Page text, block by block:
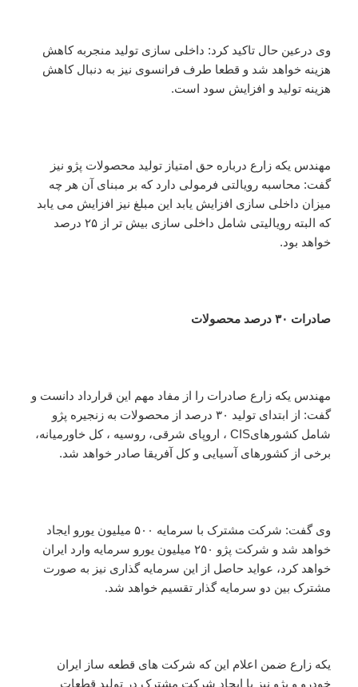
وی درعین حال تاکید کرد: داخلی سازی تولید منجربه کاهش
هزینه خواهد شد و قطعا طرف فرانسوی نیز به دنبال کاهش
هزینه تولید و افزایش سود است.
مهندس یکه زارع درباره حق امتیاز تولید محصولات پژو نیز
گفت:‌ محاسبه رویالتی فرمولی دارد که بر مبنای آن هر چه
میزان داخلی سازی افزایش یابد این مبلغ نیز افزایش می یابد
که البته رویالیتی شامل داخلی سازی بیش تر از ۲۵ درصد
خواهد بود.
صادرات ۳۰ درصد محصولات
مهندس یکه زارع صادرات را از مفاد مهم این قرارداد دانست و
گفت: از ابتدای تولید ۳۰ درصد از محصولات به زنجیره پژو
شامل کشورهایCIS ، اروپای شرقی، روسیه ، کل خاورمیانه،
‌برخی از کشورهای آسیایی و کل آفریقا صادر خواهد شد.
وی گفت: شرکت مشترک با سرمایه ۵۰۰ میلیون یورو ایجاد
خواهد شد و شرکت پژو ۲۵۰ میلیون یورو سرمایه وارد ایران
خواهد کرد، عواید حاصل از این سرمایه گذاری نیز به صورت
مشترک بین دو سرمایه گذار تقسیم خواهد شد.
یکه زارع ضمن اعلام این که شرکت های قطعه ساز ایران
خودرو و پژو نیز با ایجاد شرکت مشترک در تولید قطعات